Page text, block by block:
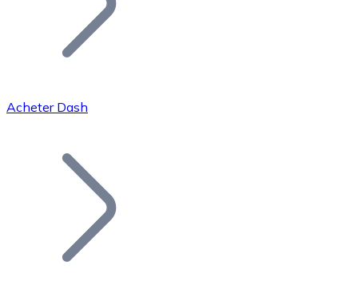
Bitcoin
Acheter Dash